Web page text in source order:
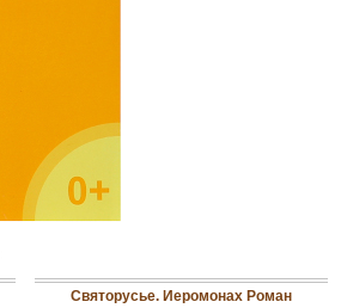
Святорусье. Иеромонах Роман